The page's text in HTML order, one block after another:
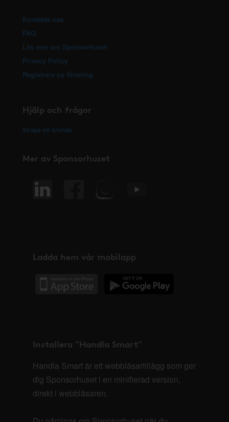
Kontakta oss
FAQ
Läs mer om Sponsorhuset
Privacy Policy
Registrera ny förening
Hjälp och frågor
Skapa ett ärende
Mer av Sponsorhuset
Ladda hem vår mobilapp
Installera "Handla Smart"
Handla Smart är ett webbläsartillägg som ger
dig Sponsorhuset i en minifierad version,
direkt i webbläsaren.